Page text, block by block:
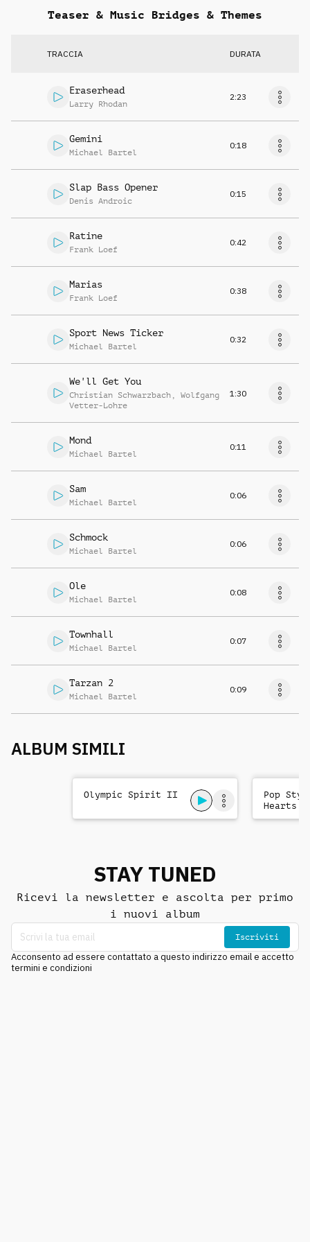
Teaser & Music Bridges & Themes
TRACCIA DURATA
Eraserhead
Larry Rhodan
2:23
Gemini
Michael Bartel
0:18
Slap Bass Opener
Denis Androic
0:15
Ratine
Frank Loef
0:42
Marias
Frank Loef
0:38
Sport News Ticker
Michael Bartel
0:32
We'll Get You
Christian Schwarzbach , Wolfgang
Vetter-Lohre
1:30
Mond
Michael Bartel
0:11
Sam
Michael Bartel
0:06
Schmock
Michael Bartel
0:06
Ole
Michael Bartel
0:08
Townhall
Michael Bartel
0:07
Tarzan 2
Michael Bartel
0:09
ALBUM SIMILI
Olympic Spirit II
Pop
Hearts
STAY TUNED
Ricevi la newsletter e ascolta per primo
i nuovi album
Iscriviti
Acconsento ad essere contattato a questo indirizzo email e accetto
termini e condizioni